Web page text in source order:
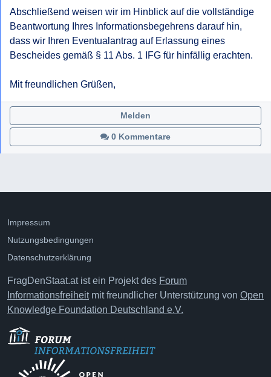
0 Kommentare
Melden
Impressum
Nutzungsbedingungen
Datenschutzerklärung
FragDenStaat.at ist ein Projekt des Forum
Informationsfreiheitmit freundlicher Unterstützung von Open
Knowledge Foundation Deutschland e.V.